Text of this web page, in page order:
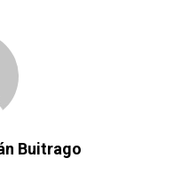
Buitrago